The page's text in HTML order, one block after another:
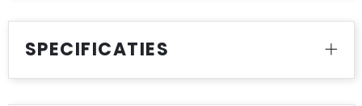
SPECIFICATIES